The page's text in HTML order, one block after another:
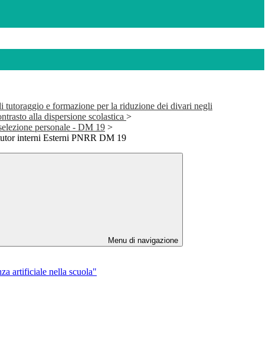
tutoraggio e formazione per la riduzione dei divari negli
alla dispersione scolastica >
personale - DM 19 >
interni Esterni PNRR DM 19
Menu di navigazione
artificiale nella scuola"